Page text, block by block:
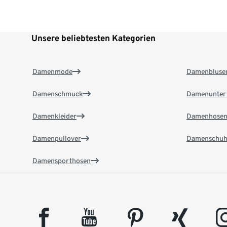
Unsere beliebtesten Kategorien
Damenmode
Damenschmuck
Damenkleider
Damenpullover
Damensporthosen
Damenhosen
facebook youtube pinterest xing